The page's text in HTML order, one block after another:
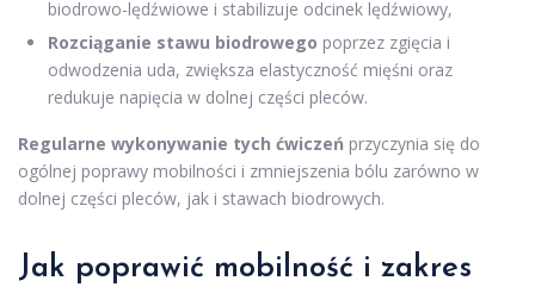
biodrowo-lędźwiowe i stabilizuje odcinek lędźwiowy,
Rozciąganie stawu biodrowego poprzez zgięcia i
odwodzenia uda, zwiększa elastyczność mięśni oraz
redukuje napięcia w dolnej części pleców.
Regularne wykonywanie tych ćwiczeń przyczynia się do
ogólnej poprawy mobilności i zmniejszenia bólu zarówno w
dolnej części pleców, jak i stawach biodrowych.
Jak poprawić mobilność i zakres